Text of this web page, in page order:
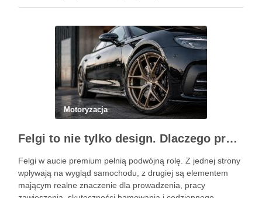
911. Podobne wpisy Jak rozpoznać objawy uszkodzonego
Motoryzacja
Felgi to nie tylko design. Dlaczego profesjonalny dobór jest ważniejszy niż niska cena na aukcji?
Felgi w aucie premium pełnią podwójną rolę. Z jednej strony
wpływają na wygląd samochodu, z drugiej są elementem
mającym realne znaczenie dla prowadzenia, pracy